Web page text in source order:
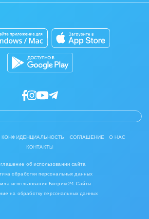
КОНФИДЕНЦИАЛЬНОСТЬ СОГЛАШЕНИЕ
О НАС
КОНТАКТЫ
об использовании сайта
обработки персональных данных
использования Битрикс24.Сайты
на обработку персональных данных